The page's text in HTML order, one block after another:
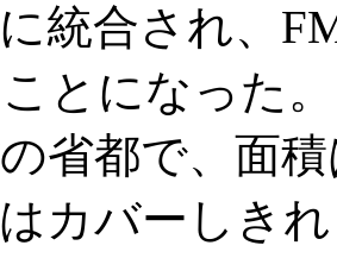
統合され、
とになった
省都で、面
カバーしき